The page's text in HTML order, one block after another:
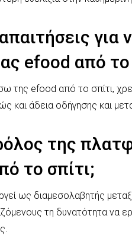
απαιτήσεις
efood από το
της efood από το σπίτι,
και άδεια οδήγησης και
της
το σπίτι;
ως διαμεσολαβητής
τη δυνατότητα να